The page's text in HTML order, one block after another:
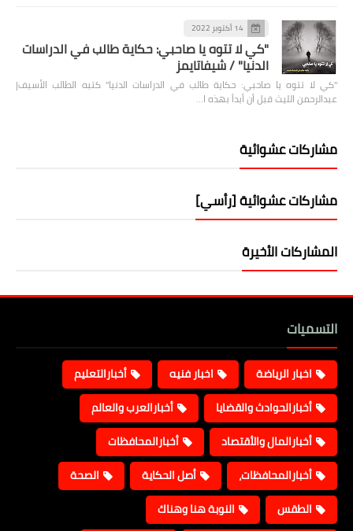
14 أكتوبر 2022
"كي لا تتوه يا صاحبي: حكاية طالب في الدراسات
الدنيا" / شيفاتايمز
"كي لا تتوه يا صاحبي: حكاية طالب في الدراسات الدنيا" كتبه الطالب الأسيف|
عبدالرحمن الليث قبل أن أبدأ بهذه ا…
مشاركات عشوائية
مشاركات عشوائية [رأسي]
المشاركات الأخيرة
التسميات
اخبار الرياضة اخبار فنيه
أخبارالتعليم
أخبارالحوادث والقضايا
أخبارالعرب والعالم
أخبارالمال والأقتصاد
أخبارالمحافظات
أخبارالمحافظات،
أصل الحكاية
الصحة
الطقس
النوبة هنا وهناك